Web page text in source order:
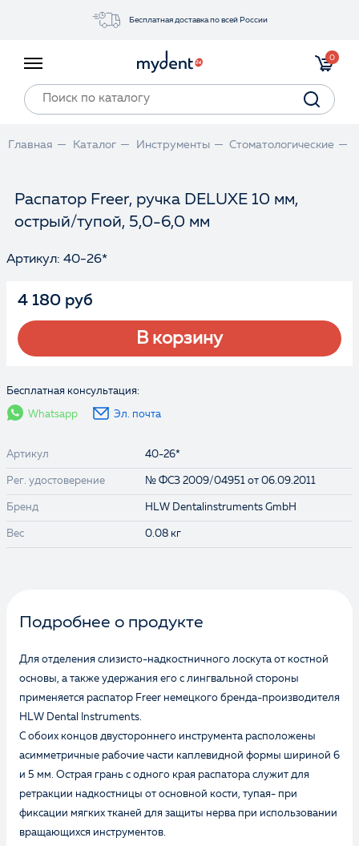
Бесплатная доставка по всей России
Прайс-лист
0
Главная Каталог Инструменты Стоматологические
Распатор Freer, ручка DELUXE 10 мм,
острый/тупой, 5,0-6,0 мм
Артикул: 40-26*
4 180 руб
В корзину
Бесплатная консультация:
Whatsapp Эл. почта
Артикул 40-26*
Рег. удостоверение № ФСЗ 2009/04951 от 06.09.2011
Бренд HLW Dentalinstruments GmbH
Вес 0.08 кг
Подробнее о продукте
Для отделения слизисто-надкостничного лоскута от костной
основы, а также удержания его с лингвальной стороны
применяется распатор Freer немецкого бренда-производителя
HLW Dental Instruments.
С обоих концов двустороннего инструмента расположены
асимметричные рабочие части каплевидной формы шириной 6
и 5 мм. Острая грань с одного края распатора служит для
ретракции надкостницы от основной кости, тупая- при
фиксации мягких тканей для защиты нерва при использовании
вращающихся инструментов.